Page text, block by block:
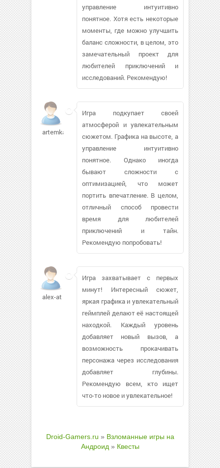
управление интуитивно
понятное. Хотя есть некоторые
моменты, где можно улучшить
баланс сложности, в целом, это
замечательный проект для
любителей приключений и
исследований. Рекомендую!
artemka57
Игра подкупает своей
атмосферой и увлекательным
сюжетом. Графика на высоте, а
управление интуитивно
понятное. Однако иногда
бывают сложности с
оптимизацией, что может
портить впечатление. В целом,
отличный способ провести
время для любителей
приключений и тайн.
Рекомендую попробовать!
alex-at
Игра захватывает с первых
минут! Интересный сюжет,
яркая графика и увлекательный
геймплей делают её настоящей
находкой. Каждый уровень
добавляет новый вызов, а
возможность прокачивать
персонажа через исследования
добавляет глубины.
Рекомендую всем, кто ищет
что-то новое и увлекательное!
Droid-Gamers.ru » Взломанные игры на
Андроид » Квесты